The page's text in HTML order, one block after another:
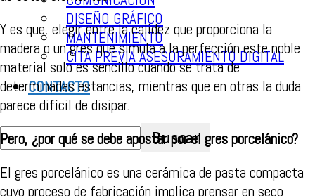
DISEÑO GRÁFICO
MANTENIMIENTO
CITA PREVIA ASESORAMIENTO DIGITAL
CONTACTO
Y es que, elegir entre la calidez que proporciona la
madera o un gres que simula a la perfección este noble
material solo es sencillo cuando se trata de
determinadas estancias, mientras que en otras la duda
parece difícil de disipar.
Pero, ¿por qué se debe apostar por el gres porcelánico?
El gres porcelánico es una cerámica de pasta compacta
cuyo proceso de fabricación implica prensar en seco